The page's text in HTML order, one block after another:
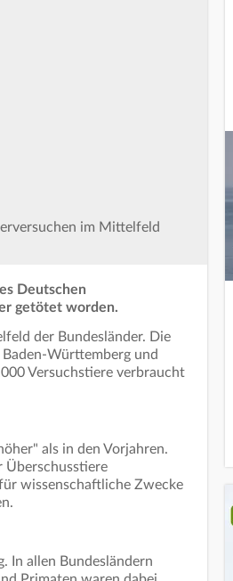
im Mittelfeld
Deutschen
getötet worden.
der Bundesländer. Die
Baden-Württemberg und
Versuchstiere verbraucht
als in den Vorjahren.
Überschusstiere
wissenschaftliche Zwecke
In allen Bundesländern